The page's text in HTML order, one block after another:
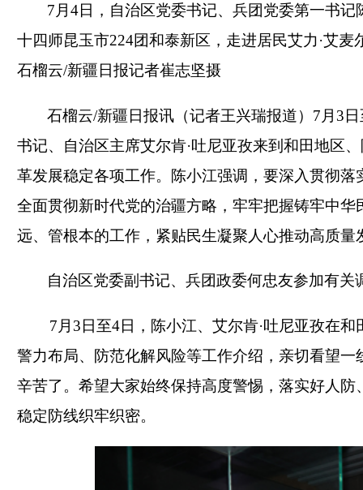
7月4日，自治区党委书记、兵团党委第一书
十四师昆玉市224团和泰新区，走进居民艾力·艾
石榴云/新疆日报记者崔志坚摄
石榴云/新疆日报讯（记者王兴瑞报道）7月3
书记、自治区主席艾尔肯·吐尼亚孜来到和田地区
革发展稳定各项工作。陈小江强调，要深入贯彻
全面贯彻新时代党的治疆方略，牢牢把握铸牢中
远、管根本的工作，紧贴民生凝聚人心推动高质
自治区党委副书记、兵团政委何忠友参加有关
7月3日至4日，陈小江、艾尔肯·吐尼亚孜在和
警力布局、防范化解风险等工作介绍，亲切看望
辛苦了。希望大家始终保持高度警惕，落实好人
稳定防线织牢织密。